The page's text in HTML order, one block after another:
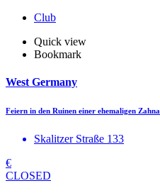
Club
Quick view
Bookmark
West Germany
Feiern in den Ruinen einer ehemaligen
Skalitzer Straße 133
€
CLOSED